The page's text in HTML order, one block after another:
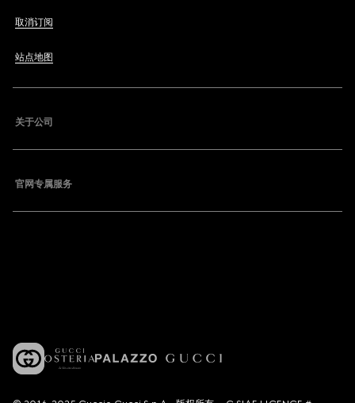
取消订阅
站点地图
关于公司
官网专属服务